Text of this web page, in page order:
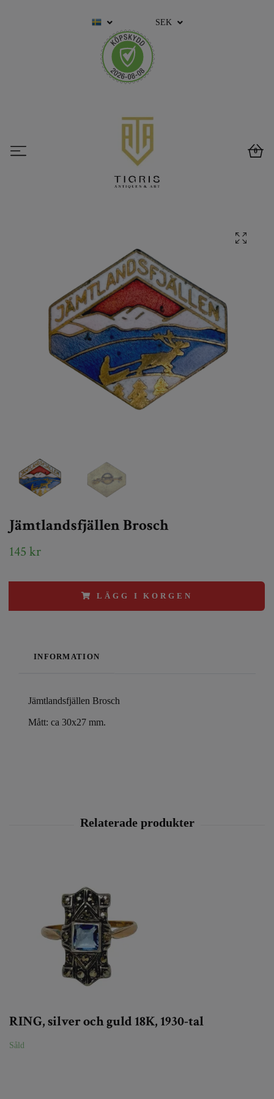
SEK
0
Jämtlandsfjällen Brosch
145 kr
LÄGG I KORGEN
INFORMATION
Jämtlandsfjällen Brosch
Mått: ca 30x27 mm.
RING, silver och guld 18K, 1930-tal
Såld